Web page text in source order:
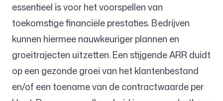
essentieel is voor het voorspellen van
toekomstige financiële prestaties. Bedrijven
kunnen hiermee nauwkeuriger plannen en
groeitrajecten uitzetten. Een stijgende ARR duidt
op een gezonde groei van het klantenbestand
en/of een toename van de contractwaarde per